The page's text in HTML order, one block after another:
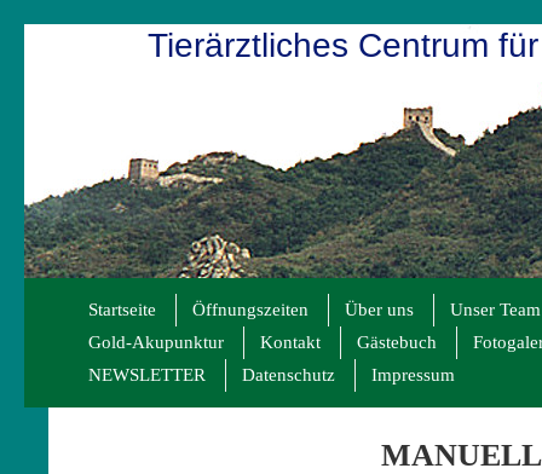
Tierärztliches Centrum
Startseite Öffnungszeiten Über uns
Unser Team
Gold-Akupunktur
Kontakt Gästebuch
NEWSLETTER
Datenschutz Impressum